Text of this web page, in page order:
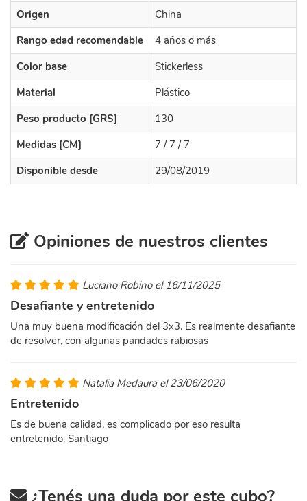
Origen
China
Rango edad recomendable
4 años o más
Color base
Stickerless
Material
Plástico
Peso producto [GRS]
130
Medidas [CM]
7 / 7 / 7
Disponible desde
29/08/2019
Opiniones de nuestros clientes
Luciano Robino el 16/11/2025
Desafiante y entretenido
Una muy buena modificación del 3x3. Es realmente desafiante
de resolver, con algunas paridades rabiosas
Natalia Medaura el 23/06/2020
Entretenido
Es de buena calidad, es complicado por eso resulta
entretenido. Santiago
¿Tenés una duda por este cubo?